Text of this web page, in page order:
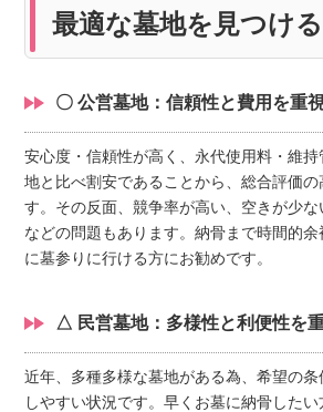
最適な墓地を見つけ
〇 公営墓地：信頼性と費用を重
安心度・信頼性が高く、永代使用料・維
地と比べ割安であることから、総合評価の
す。その反面、競争率が高い、空きが少
などの問題もあります。納骨まで時間的
に墓参りに行ける方にお勧めです。
△ 民営墓地：多様性と利便性を
近年、多種多様な墓地がある為、希望の
しやすい状況です。早くお墓に納骨した